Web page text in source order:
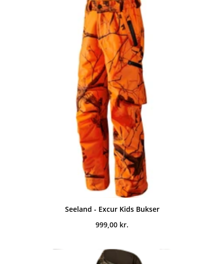
Seeland - Excur Kids Bukser
999,00 kr.